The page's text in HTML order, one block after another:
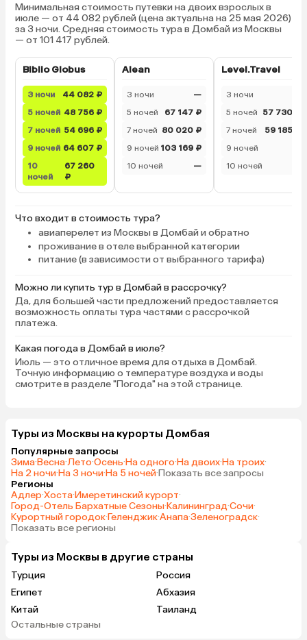
Минимальная стоимость путевки на двоих взрослых в
июле — от 44 082 рублей (цена актуальна на 25 мая 2026)
за 3 ночи. Средняя стоимость тура в Домбай из Москвы
— от 101 417 рублей.
Biblio Globus
3 ночи
44 082 ₽
5 ночей 48 756 ₽
7 ночей 54 696 ₽
9 ночей 64 607 ₽
10
ночей
67 260
₽
Alean
3 ночи
—
5 ночей
67 147 ₽
7 ночей 80 020 ₽
9 ночей 103 169 ₽
10 ночей
—
Level.Travel
3 ночи
5 ночей
57 730 ₽
7 ночей
59 185 ₽
9 ночей
10 ночей
Что входит в стоимость тура?
авиаперелет из Москвы в Домбай и обратно
проживание в отеле выбранной категории
питание (в зависимости от выбранного тарифа)
Можно ли купить тур в Домбай в рассрочку?
Да, для большей части предложений предоставляется
возможность оплаты тура частями с рассрочкой
платежа.
Какая погода в Домбай в июле?
Июль — это отличное время для отдыха в Домбай.
Точную информацию о температуре воздуха и воды
смотрите в разделе "Погода" на этой странице.
Туры из Москвы на курорты Домбая
Популярные запросы
Зима·Весна·Лето·Осень·На одного·На двоих·На троих·
На 2 ночи·На 3 ночи·На 5 ночей·Показать все запросы
Регионы
Адлер·Хоста·Имеретинский курорт·
Город-Отель Бархатные Сезоны·Калининград·Сочи·
Курортный городок·Геленджик·Анапа·Зеленоградск·
Показать все регионы
Туры из Москвы в другие страны
Турция
Россия
Египет
Абхазия
Китай
Таиланд
Вьетнам
Остальные страны